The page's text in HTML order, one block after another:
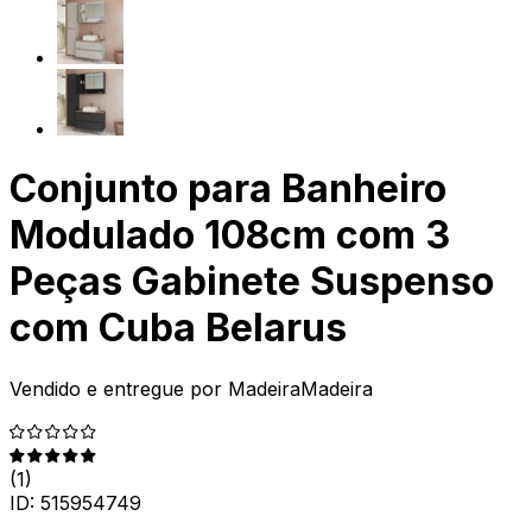
Conjunto para Banheiro
Modulado 108cm com 3
Peças Gabinete Suspenso
com Cuba Belarus
Vendido e entregue por MadeiraMadeira
(1)
ID: 515954749